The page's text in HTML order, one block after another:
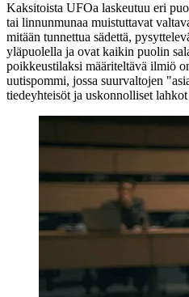
Kaksitoista UFOa laskeutuu eri
tai linnunmunaa muistuttavat
mitään tunnettua sädettä,
yläpuolella ja ovat kaikin puolin
poikkeustilaksi määriteltävä ilmiö
uutispommi, jossa suurvaltojen
tiedeyhteisöt ja uskonnolliset